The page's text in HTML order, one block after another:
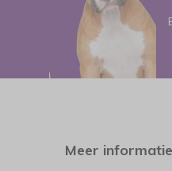
Meer informatie